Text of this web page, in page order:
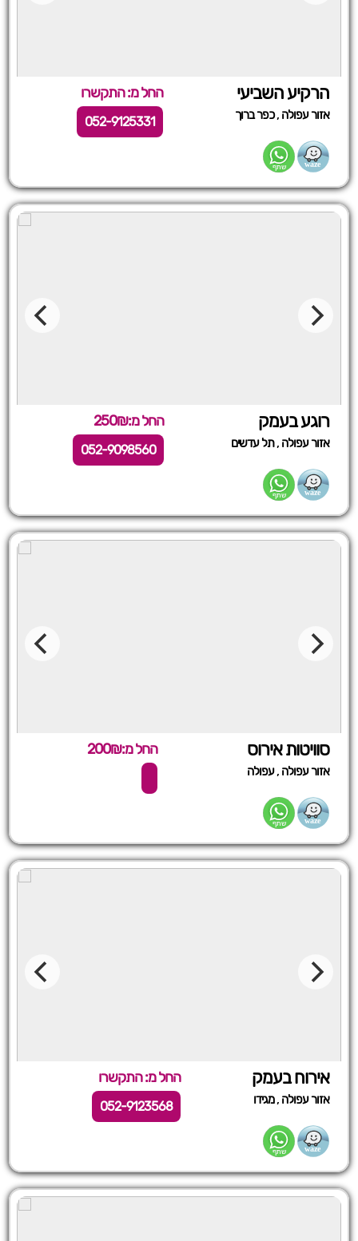
הרקיע השביעי החל מ: התקשרו
אזור עפולה ,כפר ברוך 052-9125331
רוגע בעמק החל מ:250₪
אזור עפולה ,תל עדשים 052-9098560
סוויטות אירוס החל מ:200₪
אזור עפולה ,עפולה
אירוח בעמק החל מ: התקשרו
אזור עפולה ,מגידו 052-9123568